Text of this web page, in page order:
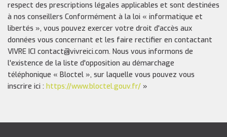
respect des prescriptions légales applicables et sont destinées
à nos conseillers Conformément à la loi « informatique et
libertés », vous pouvez exercer votre droit d'accès aux
données vous concernant et les faire rectifier en contactant
VIVRE ICI contact@vivreici.com. Nous vous informons de
l'existence de la liste d'opposition au démarchage
téléphonique « Bloctel », sur laquelle vous pouvez vous
inscrire ici : https://www.bloctel.gouv.fr/ »